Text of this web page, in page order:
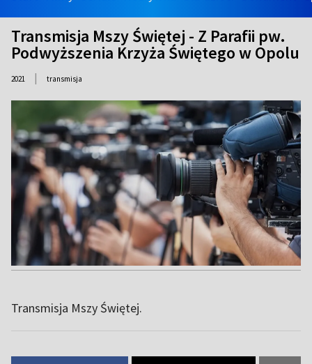
Transmisja Mszy Świętej - Z Parafii pw.
Podwyższenia Krzyża Świętego w Opolu
2021 | transmisja
Transmisja Mszy Świętej.